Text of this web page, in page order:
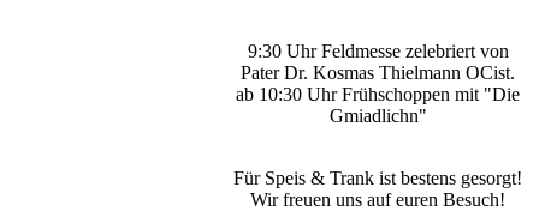
9:30 Uhr Feldmesse zelebriert von
Pater Dr. Kosmas Thielmann OCist.
ab 10:30 Uhr Frühschoppen mit "Die
Gmiadlichn"
Für Speis & Trank ist bestens gesorgt!
Wir freuen uns auf euren Besuch!